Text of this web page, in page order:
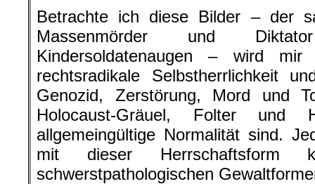
Betrachte ich diese Bilder – der
Massenmörder und
Kindersoldatenaugen – wird
rechtsradikale Selbstherrlichkeit
Genozid, Zerstörung, Mord und
Holocaust-Gräuel, Folter und
allgemeingültige Normalität sind.
mit dieser Herrschaftsform
schwerstpathologischen